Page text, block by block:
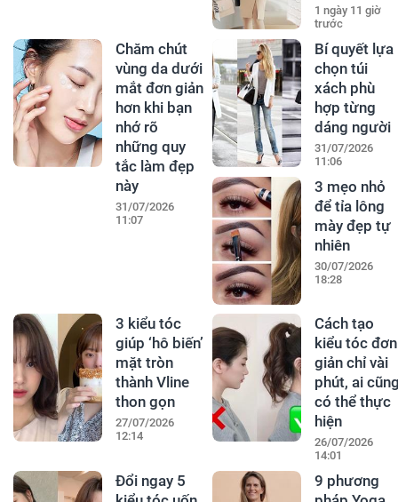
1 ngày 11 giờ
trước
Chăm chút
vùng da dưới
mắt đơn giản
hơn khi bạn
nhớ rõ
những quy
tắc làm đẹp
này
31/07/2026
11:07
Bí quyết lựa
chọn túi
xách phù
hợp từng
dáng người
31/07/2026
11:06
3 mẹo nhỏ
để tỉa lông
mày đẹp tự
nhiên
30/07/2026
18:28
3 kiểu tóc
giúp ‘hô biến’
mặt tròn
thành Vline
thon gọn
27/07/2026
12:14
Cách tạo
kiểu tóc đơn
giản chỉ vài
phút, ai
có thể thực
hiện
26/07/2026
14:01
Đổi ngay 5
9 phương